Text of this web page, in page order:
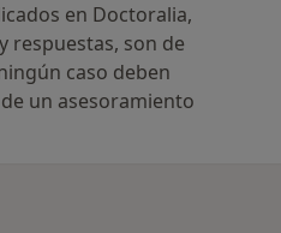
en Doctoralia,
respuestas, son de
caso deben
un asesoramiento